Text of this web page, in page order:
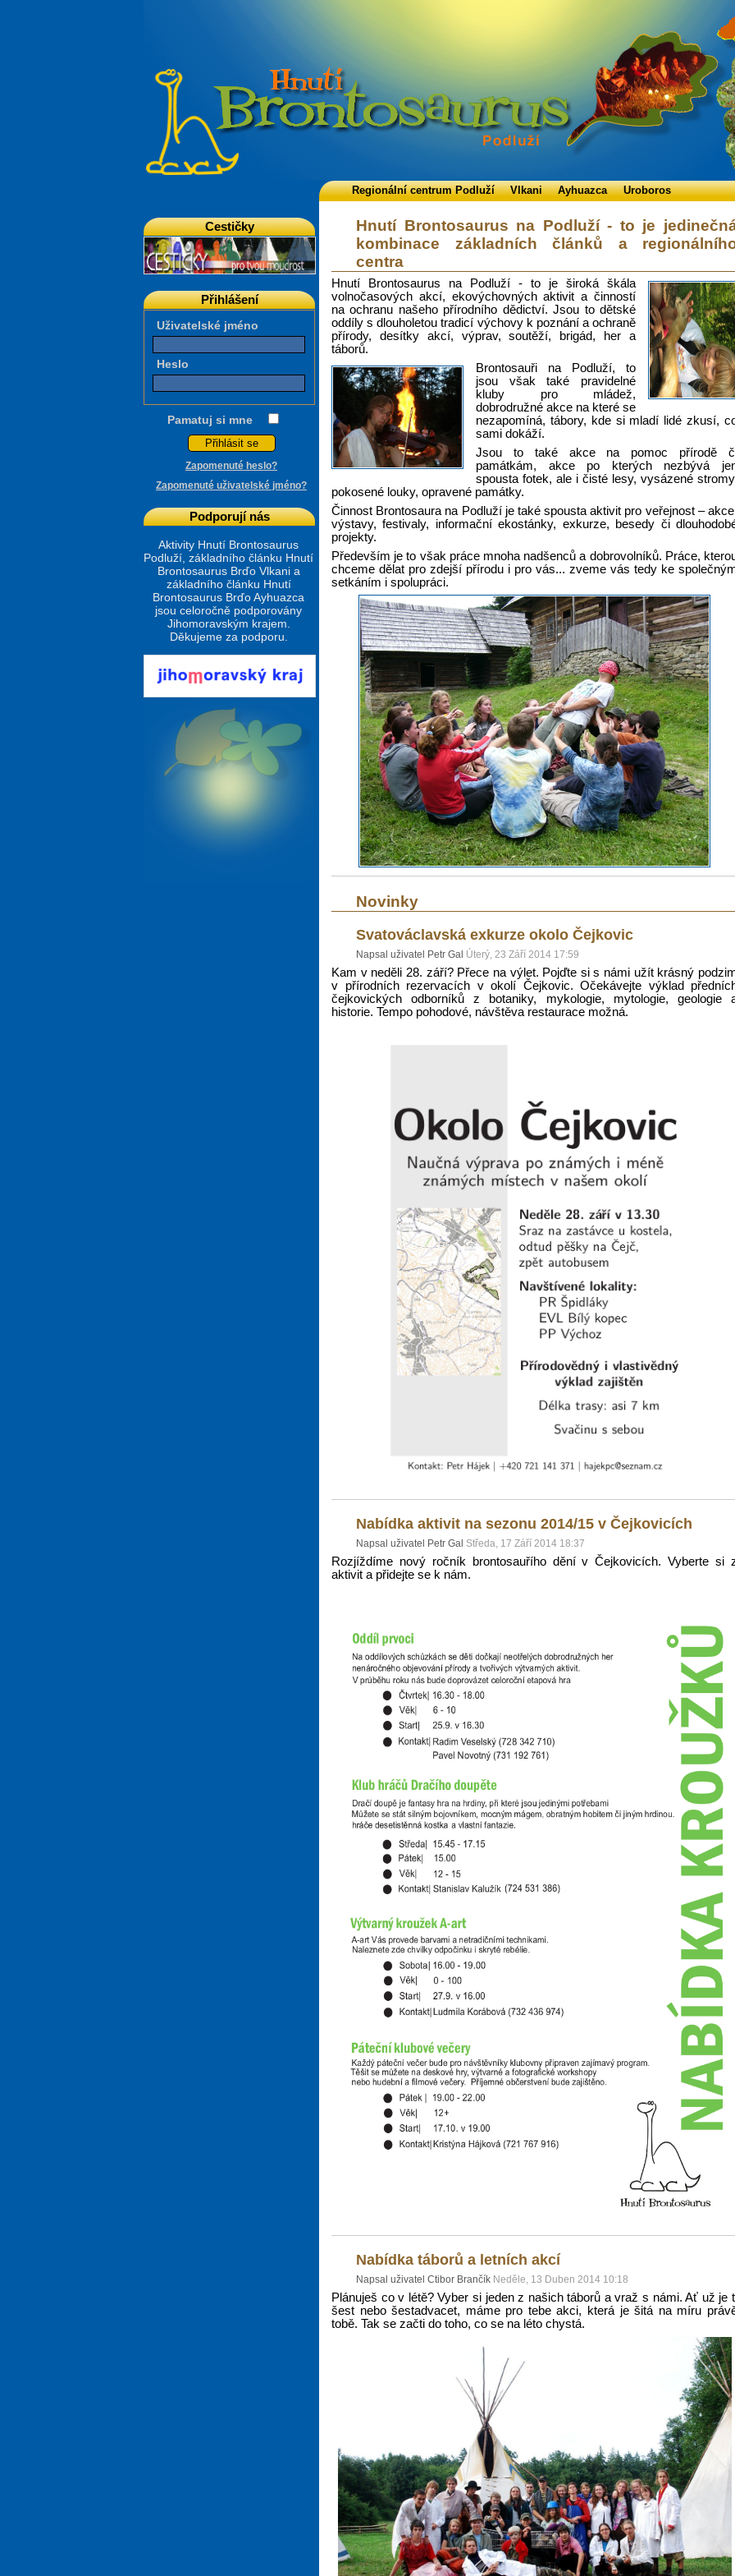
Regionální centrum Podluží Vlkani Ayhuazca Uroboros
Cestičky
Přihlášení
Uživatelské jméno
Heslo
Pamatuj si mne
Zapomenuté heslo?
Zapomenuté uživatelské jméno?
Podporují nás
Aktivity Hnutí Brontosaurus
Podluží, základního článku Hnutí
Brontosaurus Brďo Vlkani a
základního článku Hnutí
Brontosaurus Brďo Ayhuazca
jsou celoročně podporovány
Jihomoravským krajem.
Děkujeme za podporu.
Hnutí Brontosaurus na Podluží - to je
kombinace základních článků a
centra
Hnutí Brontosaurus na Podluží - to je široká škála
volnočasových akcí, ekovýchovných aktivit a činností
na ochranu našeho přírodního dědictví. Jsou to dětské
oddíly s dlouholetou tradicí výchovy k poznání a ochraně
přírody, desítky akcí, výprav, soutěží, brigád, her a
táborů.
Brontosauři na Podluží, to
jsou však také pravidelné
kluby pro mládež,
dobrodružné akce na které se
nezapomíná, tábory, kde si mladí lidé zkusí,
sami dokáží.
Jsou to také akce na pomoc přírodě
památkám, akce po kterých nezbývá
spousta fotek, ale i čisté lesy, vysázené
pokosené louky, opravené památky.
Činnost Brontosaura na Podluží je také spousta aktivit pro veřejnost –
výstavy, festivaly, informační ekostánky, exkurze, besedy či
projekty.
Především je to však práce mnoha nadšenců a dobrovolníků. Práce,
chceme dělat pro zdejší přírodu i pro vás... zveme vás tedy ke
setkáním i spolupráci.
Novinky
Svatováclavská exkurze okolo Čejkovic
Napsal uživatel Petr Gal Úterý, 23 Září 2014 17:59
Kam v neděli 28. září? Přece na výlet. Pojďte si s námi užít krásný
v přírodních rezervacích v okolí Čejkovic. Očekávejte výklad
čejkovických odborníků z botaniky, mykologie, mytologie, geologie
historie. Tempo pohodové, návštěva restaurace možná.
Nabídka aktivit na sezonu 2014/15 v Čejkovicích
Napsal uživatel Petr Gal Středa, 17 Září 2014 18:37
Rozjíždíme nový ročník brontosauřího dění v Čejkovicích. Vyberte si
aktivit a přidejte se k nám.
Nabídka táborů a letních akcí
Napsal uživatel Ctibor Brančík Neděle, 13 Duben 2014 10:18
Plánuješ co v létě? Vyber si jeden z našich táborů a vraž s námi. Ať už je
šest nebo šestadvacet, máme pro tebe akci, která je šitá na míru
tobě. Tak se začti do toho, co se na léto chystá.